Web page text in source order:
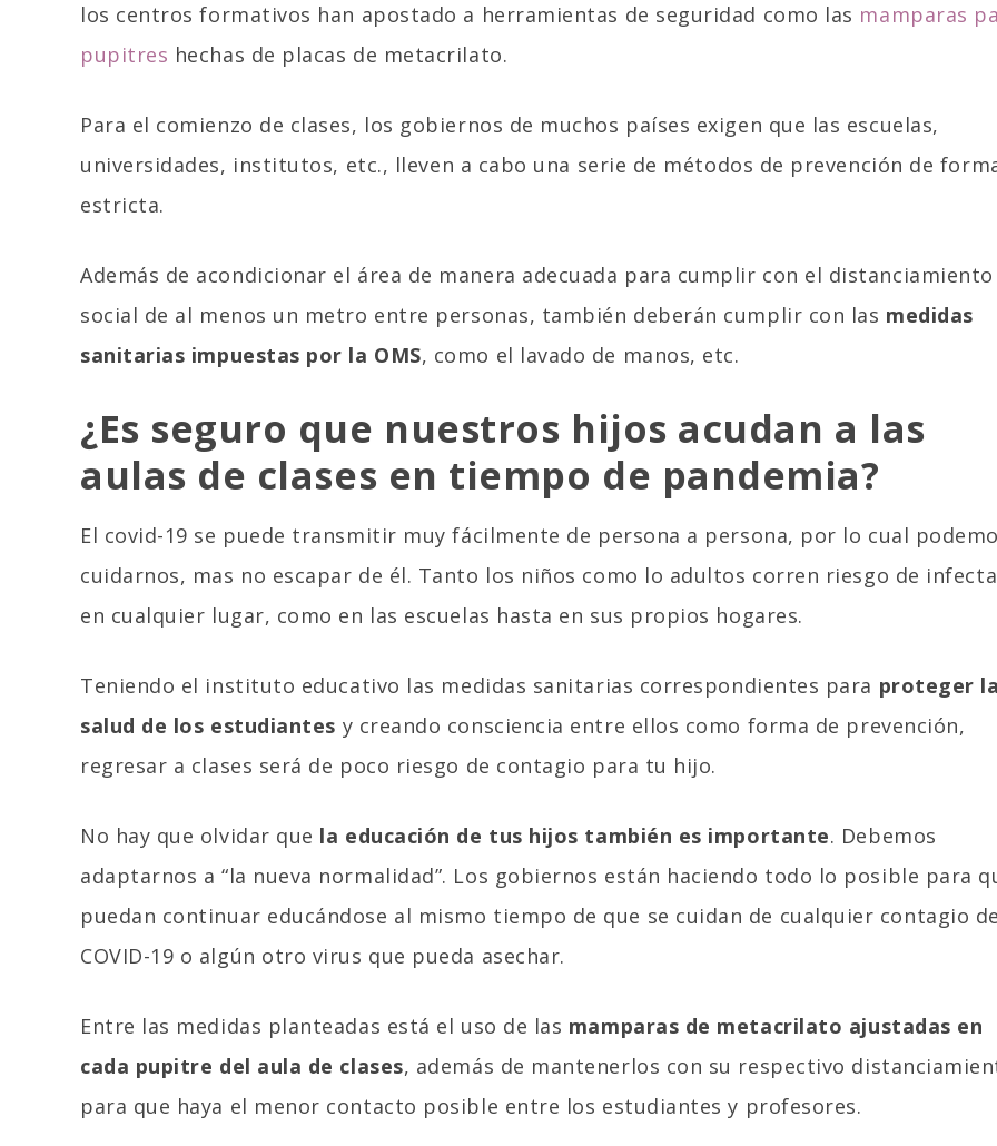
los centros formativos han apostado a herramientas de seguridad como las mamparas
pupitres hechas de placas de metacrilato.
Para el comienzo de clases, los gobiernos de muchos países exigen que las escuelas,
universidades, institutos, etc., lleven a cabo una serie de métodos de prevención de
estricta.
Además de acondicionar el área de manera adecuada para cumplir con el distanciamiento
social de al menos un metro entre personas, también deberán cumplir con las medidas
sanitarias impuestas por la OMS, como el lavado de manos, etc.
¿Es seguro que nuestros hijos acudan a las
aulas de clases en tiempo de pandemia?
El covid-19 se puede transmitir muy fácilmente de persona a persona, por lo cual
cuidarnos, mas no escapar de él. Tanto los niños como lo adultos corren riesgo de
en cualquier lugar, como en las escuelas hasta en sus propios hogares.
Teniendo el instituto educativo las medidas sanitarias correspondientes para proteger la
salud de los estudiantes y creando consciencia entre ellos como forma de prevención,
regresar a clases será de poco riesgo de contagio para tu hijo.
No hay que olvidar que la educación de tus hijos también es importante. Debemos
adaptarnos a “la nueva normalidad”. Los gobiernos están haciendo todo lo posible para
puedan continuar educándose al mismo tiempo de que se cuidan de cualquier contagio de
COVID-19 o algún otro virus que pueda asechar.
Entre las medidas planteadas está el uso de las mamparas de metacrilato ajustadas en
cada pupitre del aula de clases, además de mantenerlos con su respectivo
para que haya el menor contacto posible entre los estudiantes y profesores.